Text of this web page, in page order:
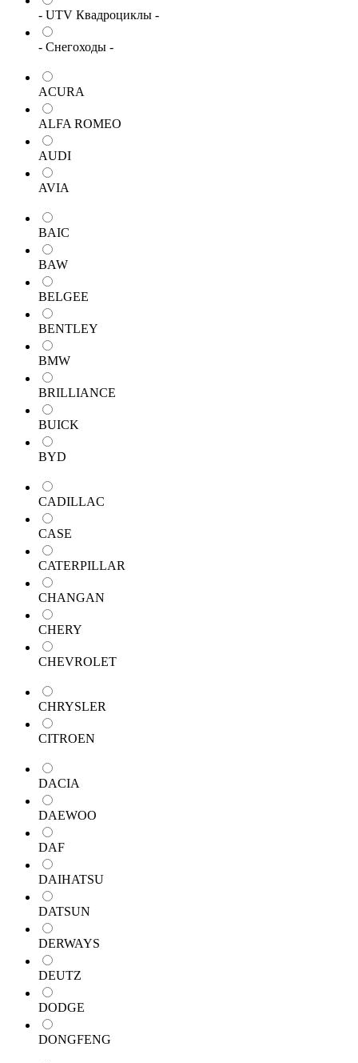
- UTV Квадроциклы -
- Снегоходы -
ACURA
ALFA ROMEO
AUDI
AVIA
BAIC
BAW
BELGEE
BENTLEY
BMW
BRILLIANCE
BUICK
BYD
CADILLAC
CASE
CATERPILLAR
CHANGAN
CHERY
CHEVROLET
CHRYSLER
CITROEN
DACIA
DAEWOO
DAF
DAIHATSU
DATSUN
DERWAYS
DEUTZ
DODGE
DONGFENG